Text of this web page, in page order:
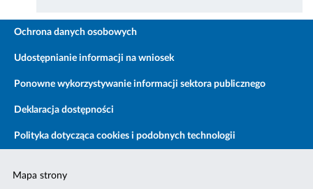
Ochrona danych osobowych
Udostępnianie informacji na wniosek
Ponowne wykorzystywanie informacji sektora publicznego
Deklaracja dostępności
Polityka dotycząca cookies i podobnych technologii
Mapa strony